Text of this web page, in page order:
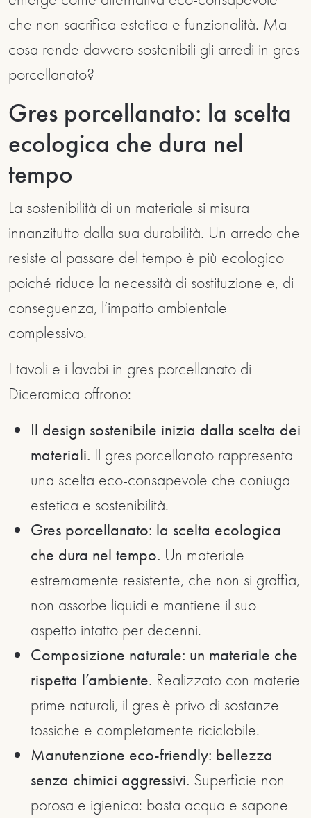
che non sacrifica estetica e funzionalità. Ma
cosa rende davvero sostenibili gli arredi in gres
porcellanato?
Gres porcellanato: la scelta
ecologica che dura nel
tempo
La sostenibilità di un materiale si misura
innanzitutto dalla sua durabilità. Un arredo che
resiste al passare del tempo è più ecologico
poiché riduce la necessità di sostituzione e, di
conseguenza, l’impatto ambientale
complessivo.
I tavoli e i lavabi in gres porcellanato di
Diceramica offrono:
Il design sostenibile inizia dalla scelta dei
materiali. Il gres porcellanato rappresenta
una scelta eco-consapevole che coniuga
estetica e sostenibilità.
Gres porcellanato: la scelta ecologica
che dura nel tempo. Un materiale
estremamente resistente, che non si graffia,
non assorbe liquidi e mantiene il suo
aspetto intatto per decenni.
Composizione naturale: un materiale che
rispetta l’ambiente. Realizzato con materie
prime naturali, il gres è privo di sostanze
tossiche e completamente riciclabile.
Manutenzione eco-friendly: bellezza
senza chimici aggressivi. Superficie non
porosa e igienica: basta acqua e sapone